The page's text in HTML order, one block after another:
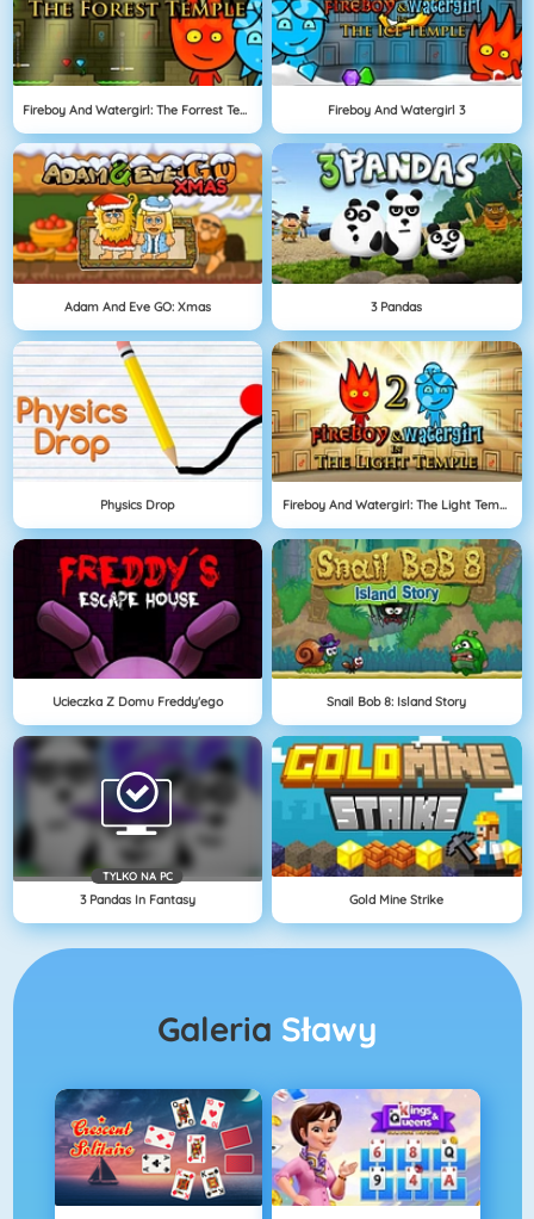
Fireboy And Watergirl: The Forrest Temple Fireboy And Watergirl 3
Adam And Eve GO: Xmas 3 Pandas
Physics Drop Fireboy And Watergirl: The Light Temple
Ucieczka Z Domu Freddy'ego Snail Bob 8: Island Story
TYLKO NA PC
3 Pandas In Fantasy Gold Mine Strike
Galeria Sławy